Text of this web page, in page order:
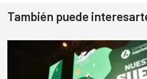
También puede